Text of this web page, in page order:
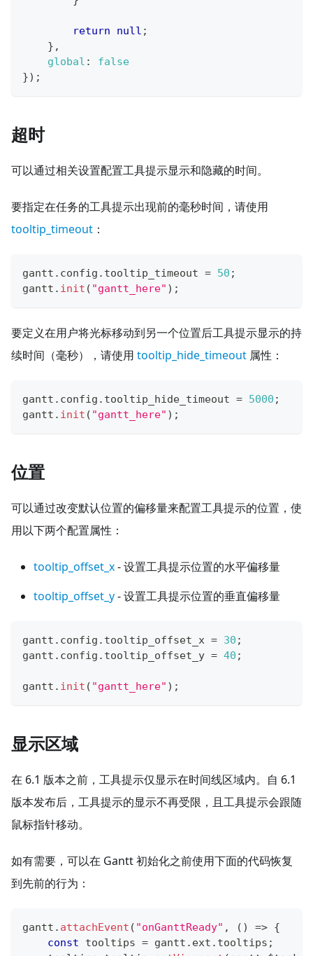
return null ;
} ,
global :
false
}) ;
超时
可以通过相关设置配置工具提示显示和隐藏的时间。
要指定在任务的工具提示出现前的毫秒时间，请使用
tooltip_timeout ：
gantt . config . tooltip_timeout = 50 ;
gantt . init ( "gantt_here" ) ;
要定义在用户将光标移动到另一个位置后工具提示显示的持
续时间（毫秒），请使用 tooltip_hide_timeout 属性：
gantt . config . tooltip_hide_timeout = 5000 ;
gantt . init ( "gantt_here" ) ;
位置
可以通过改变默认位置的偏移量来配置工具提示的位置，使
用以下两个配置属性：
tooltip_offset_x- 设置工具提示位置的水平偏移量
tooltip_offset_y- 设置工具提示位置的垂直偏移量
gantt . config . tooltip_offset_x = 30 ;
gantt . config . tooltip_offset_y = 40 ;
gantt . init ( "gantt_here" ) ;
显示区域
在 6.1 版本之前，工具提示仅显示在时间线区域内。自 6.1
版本发布后，工具提示的显示不再受限，且工具提示会跟随
鼠标指针移动。
如有需要，可以在 Gantt 初始化之前使用下面的代码恢复
到先前的行为：
gantt . attachEvent ( "onGanttReady" , ( ) => {
const tooltips = gantt . ext . tooltips ;